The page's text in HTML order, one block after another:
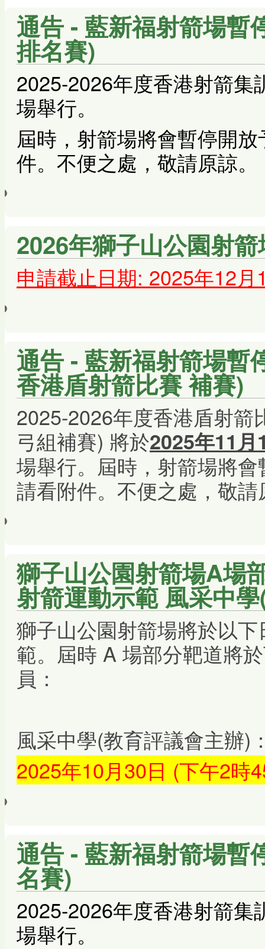
通告 - 藍新福射箭場暫
排名賽)
2025-2026年度香港射箭
場舉行。
屆時，射箭場將會暫停開
件。不便之處，敬請原諒。
2026年獅子山公園射
申請截止日期: 2025年12
通告 - 藍新福射箭場暫
香港盾射箭比賽 補賽)
2025-2026年度香港盾射
弓組補賽) 將於2025年11
場舉行。屆時，射箭場將
請看附件。不便之處，敬請
獅子山公園射箭場A場
射箭運動示範 風采中
獅子山公園射箭場將於以
範。屆時 A 場部分靶道將
員：
風采中學(教育評議會主辦)
2025年10月30日 (下午2時
通告 - 藍新福射箭場暫
名賽)
2025-2026年度香港射箭
場舉行。